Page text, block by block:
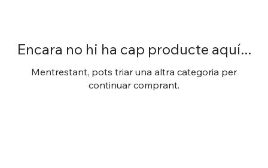
Encara no hi ha cap producte aquí...
Mentrestant, pots triar una altra categoria per
continuar comprant.